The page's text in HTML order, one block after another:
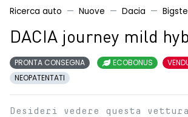
Ricerca auto Nuove Dacia
DACIA journey mild
PRONTA CONSEGNA ECOBONUS
NEOPATENTATI
Desideri vedere questa